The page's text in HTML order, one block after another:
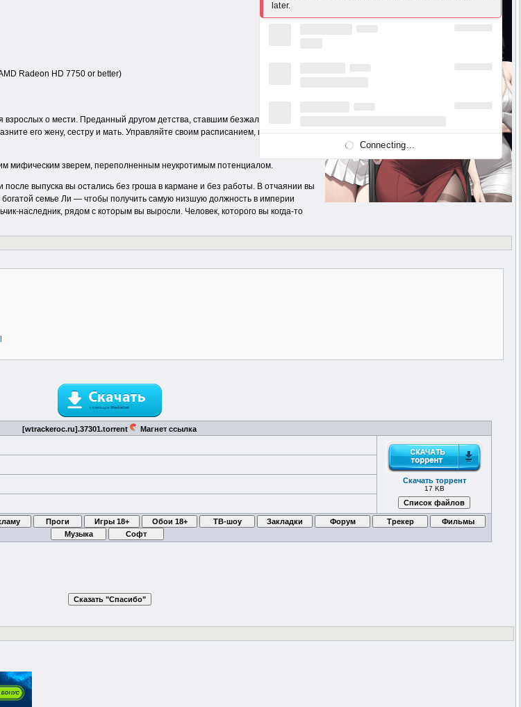
Radeon HD 7750 or better)
о мести. Преданный другом детства, ставшим безжалостным
его жену, сестру и мать. Управляйте своим расписанием, играйте в мини-
мифическим зверем, переполненным неукротимым потенциалом.
выпуска вы остались без гроша в кармане и без работы. В отчаянии вы
семье Ли — чтобы получить самую низшую должность в империи
наследник, рядом с которым вы выросли. Человек, которого вы когда-то
[wtrackeroc.ru].37301.torrent
Магнет ссылка
Скачать торрент
17 KB
later.
Connecting...